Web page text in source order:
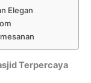
Elegan
Terpercaya